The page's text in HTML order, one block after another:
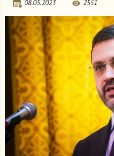
08.05.2023 2551